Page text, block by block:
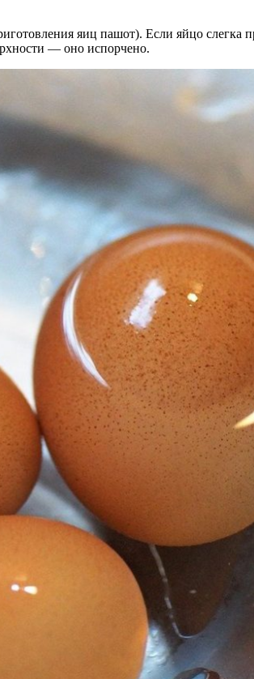
яиц пашот). Если яйцо слегка
— оно испорчено.